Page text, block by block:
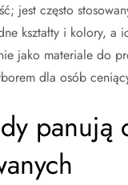
jest często
kształty i kolory, a
jako materiale do
dla osób